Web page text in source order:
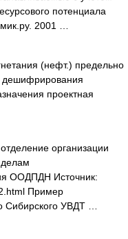
потенциала
2001 …
(нефт.) предельно
дешифрирования
проектная
организации
делам
ООДПДН Источник:
Пример
УВДТ …